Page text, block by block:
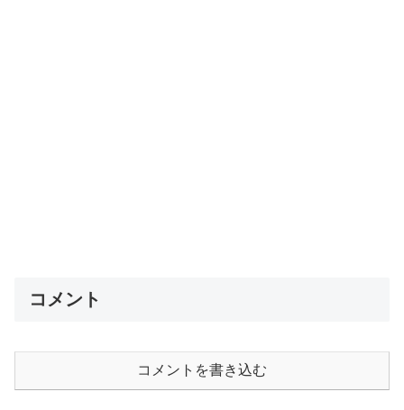
コメント
コメントを書き込む